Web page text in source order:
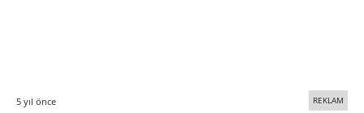
5 yıl önce REKLAM